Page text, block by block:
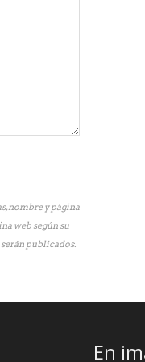
nombre y página
web según su
publicados.
En